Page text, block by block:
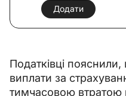
Додати
Податківці
виплати за
тимчасовою втратою